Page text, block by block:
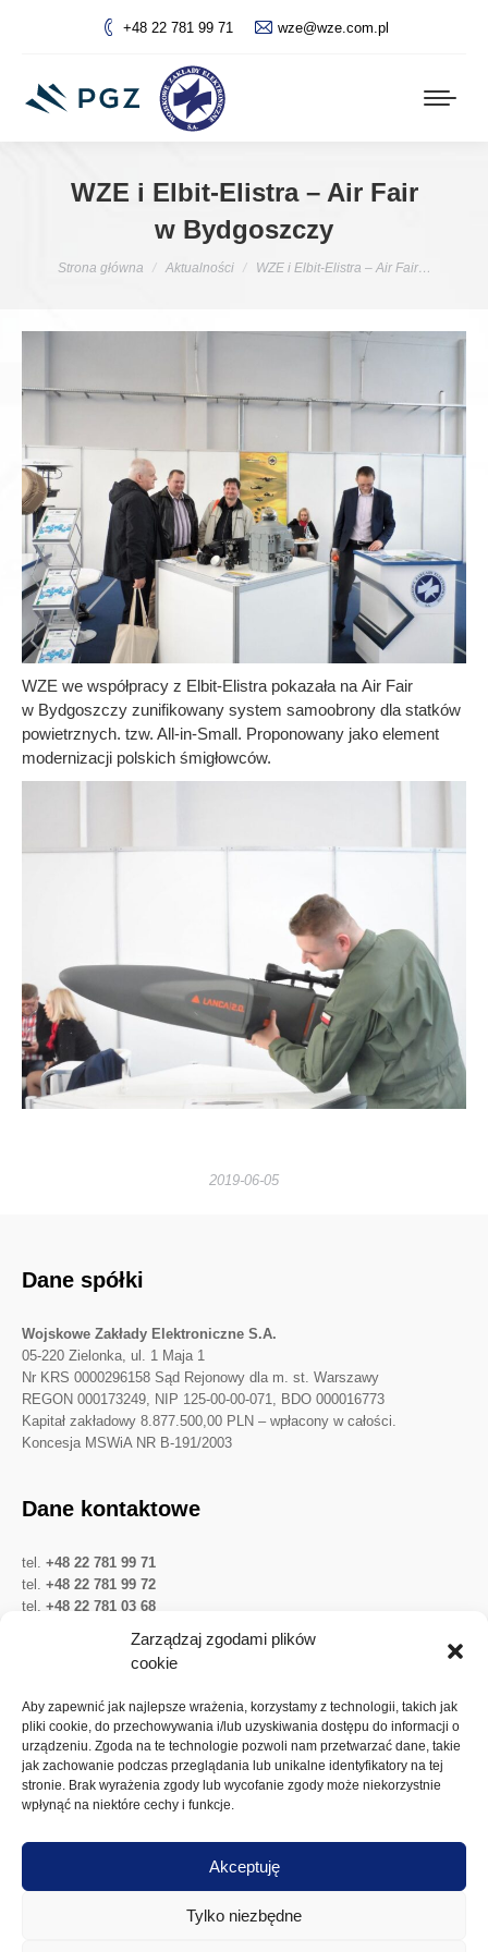
Zarządzaj zgodami plików
cookie
Aby zapewnić jak najlepsze wrażenia, korzystamy z technologii, takich jak
pliki cookie, do przechowywania i/lub uzyskiwania dostępu do informacji o
urządzeniu. Zgoda na te technologie pozwoli nam przetwarzać dane, takie
jak zachowanie podczas przeglądania lub unikalne identyfikatory na tej
stronie. Brak wyrażenia zgody lub wycofanie zgody może niekorzystnie
wpłynąć na niektóre cechy i funkcje.
Akceptuję
Tylko niezbędne
+48 22 781 99 71 wze@wze.com.pl
WZE i Elbit-Elistra – Air Fair
w Bydgoszczy
Jesteś tutaj:
Strona główna Aktualności WZE i Elbit-Elistra – Air Fair…
WZE we współpracy z Elbit-Elistra pokazała na Air Fair
w Bydgoszczy zunifikowany system samoobrony dla statków
powietrznych. tzw. All-in-Small. Proponowany jako element
modernizacji polskich śmigłowców.
2019-06-05
Dane spółki
Wojskowe Zakłady Elektroniczne S.A.
05-220 Zielonka, ul. 1 Maja 1
Nr KRS 0000296158 Sąd Rejonowy dla m. st. Warszawy
REGON 000173249, NIP 125-00-00-071, BDO 000016773
Kapitał zakładowy 8.877.500,00 PLN – wpłacony w całości.
Koncesja MSWiA NR B-191/2003
Dane kontaktowe
tel. +48 22 781 99 71
tel. +48 22 781 99 72
tel. +48 22 781 03 68
LinkedIn
YouTube
Ważne linki
Ochrona danych osobowych
Akcje Spółki
Walne zgromadzenia